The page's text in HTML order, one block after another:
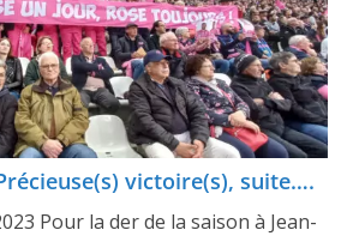
victoire(s), suite….
Pour la der de la saison à Jean-